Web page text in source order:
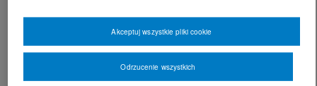
Odrzucenie wszystkich
Akceptuj wszystkie pliki cookie